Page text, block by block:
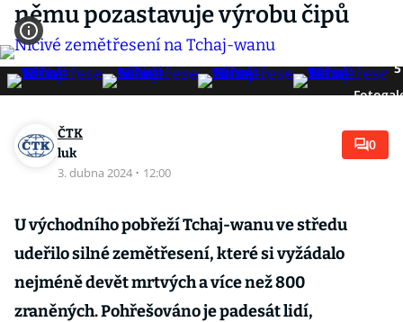
němu pozastavuje výrobu čipů
5
ČTK
luk
3. dubna 2024 · 12:00
0
U východního pobřeží Tchaj-wanu ve středu
udeřilo silné zemětřesení, které si vyžádalo
nejméně devět mrtvých a více než 800
zraněných. Pohřešováno je padesát lidí,